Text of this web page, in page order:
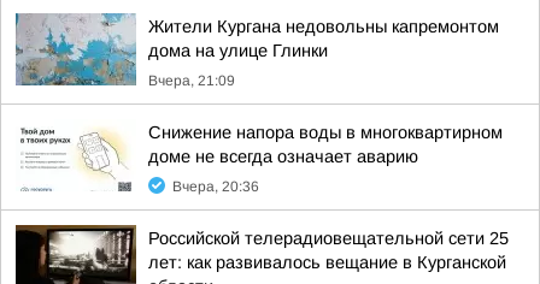
Жители Кургана недовольны капремонтом
дома на улице Глинки
Вчера, 21:09
Снижение напора воды в многоквартирном
доме не всегда означает аварию
Вчера, 20:36
Российской телерадиовещательной сети 25
лет: как развивалось вещание в Курганской